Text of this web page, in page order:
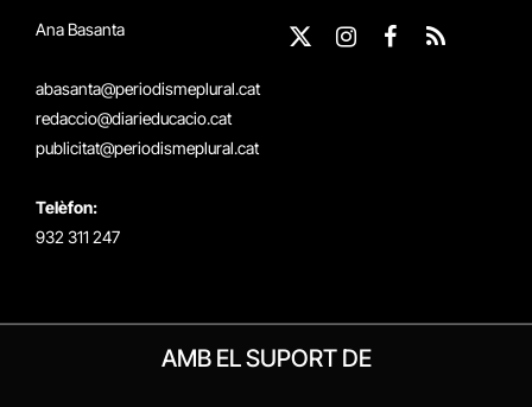
Ana Basanta
abasanta@periodismeplural.cat
redaccio@diarieducacio.cat
publicitat@periodismeplural.cat
Telèfon:
932 311 247
X
InstagramFacebook
RSS
AMB EL SUPORT DE